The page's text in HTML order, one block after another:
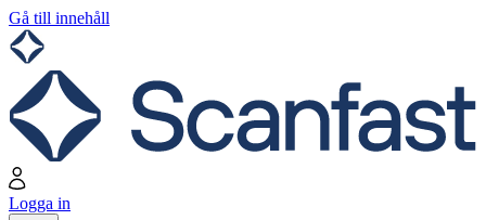
Gå till innehåll
Logga in